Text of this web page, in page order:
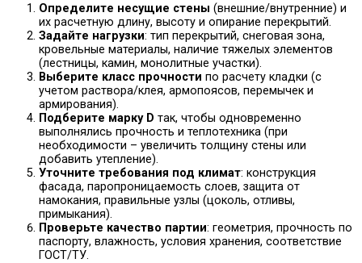
Определите несущие стены (внешние/внутренние) и
их расчетную длину, высоту и опирание перекрытий.
Задайте нагрузки: тип перекрытий, снеговая зона,
кровельные материалы, наличие тяжелых элементов
(лестницы, камин, монолитные участки).
Выберите класс прочности по расчету кладки (с
учетом раствора/клея, армопоясов, перемычек и
армирования).
Подберите марку D так, чтобы одновременно
выполнялись прочность и теплотехника (при
необходимости – увеличить толщину стены или
добавить утепление).
Уточните требования под климат: конструкция
фасада, паропроницаемость слоев, защита от
намокания, правильные узлы (цоколь, отливы,
примыкания).
Проверьте качество партии: геометрия, прочность по
паспорту, влажность, условия хранения, соответствие
ГОСТ/ТУ.